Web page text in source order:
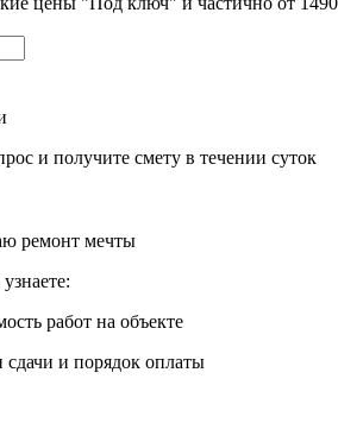
и получите смету в течении суток
ремонт мечты
работ на объекте
сдачи и порядок оплаты